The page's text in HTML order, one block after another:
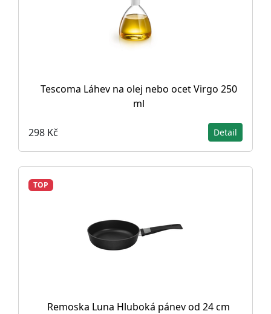
Tescoma Láhev na olej nebo ocet Virgo 250
ml
298 Kč Detail
TOP
Remoska Luna Hluboká pánev od 24 cm